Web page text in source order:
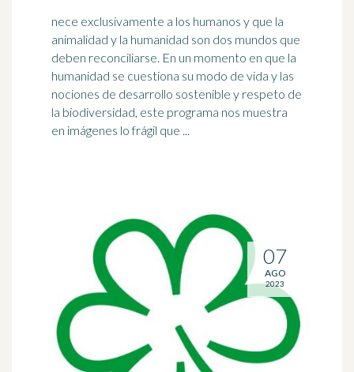
nece exclusivamente a los humanos y que la
animalidad y la humanidad son dos mundos que
deben reconciliarse. En un momento en que la
humanidad se cuestiona su modo de vida y las
nociones de desarrollo sostenible y respeto de
la biodiversidad, este programa nos muestra
en imágenes lo frágil que ...
07
AGO
2023